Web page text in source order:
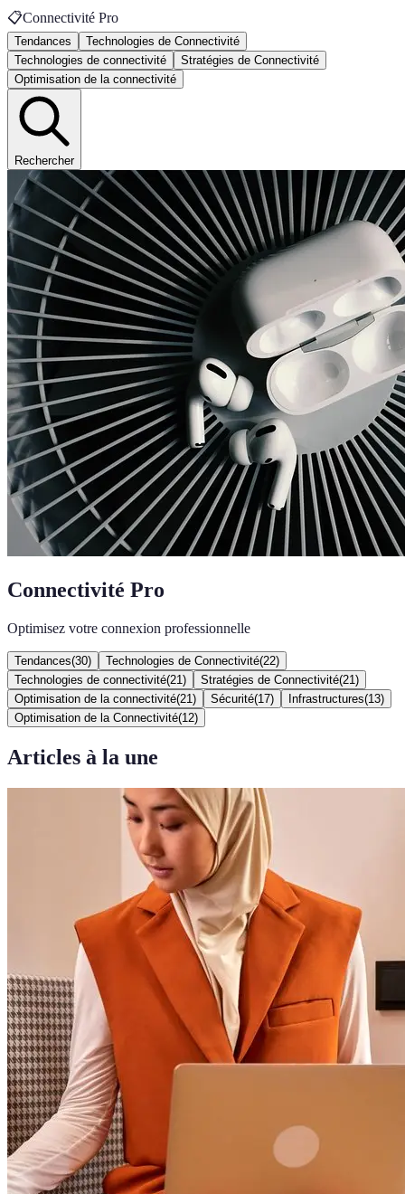
📋Connectivité Pro
Tendances
Technologies de Connectivité
Technologies de connectivité
Stratégies de Connectivité
Optimisation de la connectivité
Rechercher
Connectivité Pro
Optimisez votre connexion professionnelle
Tendances(30) Technologies de Connectivité(22)
Technologies de connectivité(21 ) Stratégies de Connectivité(21 )
Optimisation de la connectivité(21 ) Sécurité(17) Infrastructures(13)
Optimisation de la Connectivité(12)
Articles à la une